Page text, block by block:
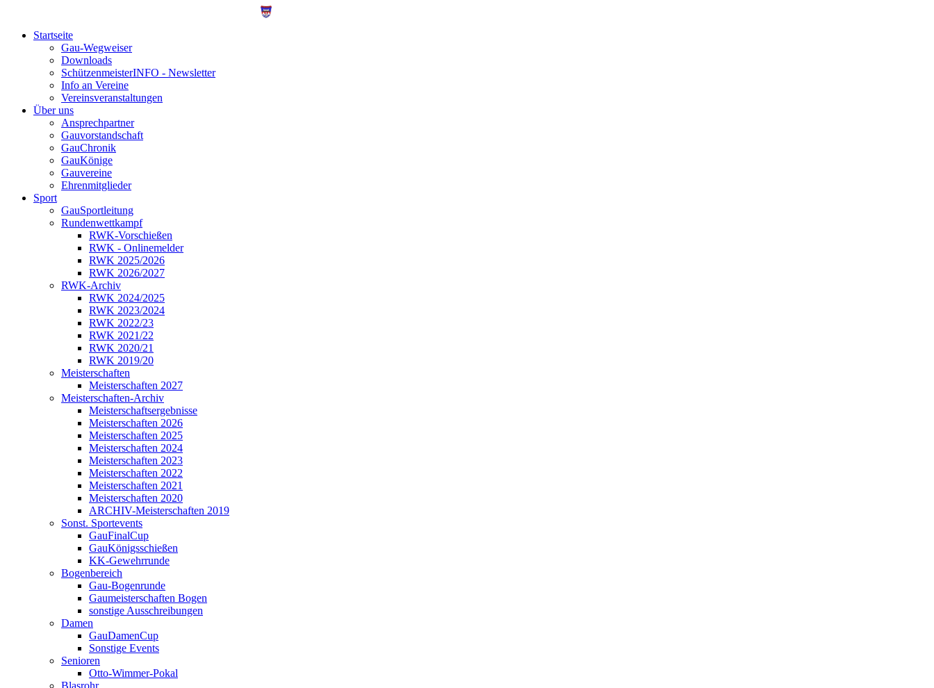
Startseite
Gau-Wegweiser
Downloads
SchützenmeisterINFO - Newsletter
Info an Vereine
Vereinsveranstaltungen
Über uns
Ansprechpartner
Gauvorstandschaft
GauChronik
GauKönige
Gauvereine
Ehrenmitglieder
Sport
GauSportleitung
Rundenwettkampf
RWK-Vorschießen
RWK - Onlinemelder
RWK 2025/2026
RWK 2026/2027
RWK-Archiv
RWK 2024/2025
RWK 2023/2024
RWK 2022/23
RWK 2021/22
RWK 2020/21
RWK 2019/20
Meisterschaften
Meisterschaften 2027
Meisterschaften-Archiv
Meisterschaftsergebnisse
Meisterschaften 2026
Meisterschaften 2025
Meisterschaften 2024
Meisterschaften 2023
Meisterschaften 2022
Meisterschaften 2021
Meisterschaften 2020
ARCHIV-Meisterschaften 2019
Sonst. Sportevents
GauFinalCup
GauKönigsschießen
KK-Gewehrrunde
Bogenbereich
Gau-Bogenrunde
Gaumeisterschaften Bogen
sonstige Ausschreibungen
Damen
GauDamenCup
Sonstige Events
Senioren
Otto-Wimmer-Pokal
Blasrohr